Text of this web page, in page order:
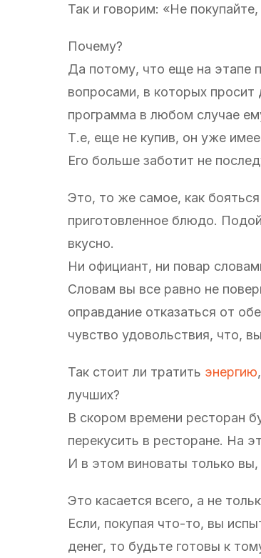
Так и говорим: «Не
Почему?
Да потому, что еще на этапе
вопросами, в которых просит
программа в любом случае
Т.е, еще не купив, он уже
Его больше заботит не
Это, то же самое, как
приготовленное блюдо.
вкусно.
Ни официант, ни повар
Словам вы все равно не
оправдание отказаться от
чувство удовольствия, что,
Так стоит ли тратить энергию
лучших?
В скором времени ресторан
перекусить в ресторане. На
И в этом виноваты только
Это касается всего, а не
Если, покупая что-то, вы
денег, то будьте готовы к